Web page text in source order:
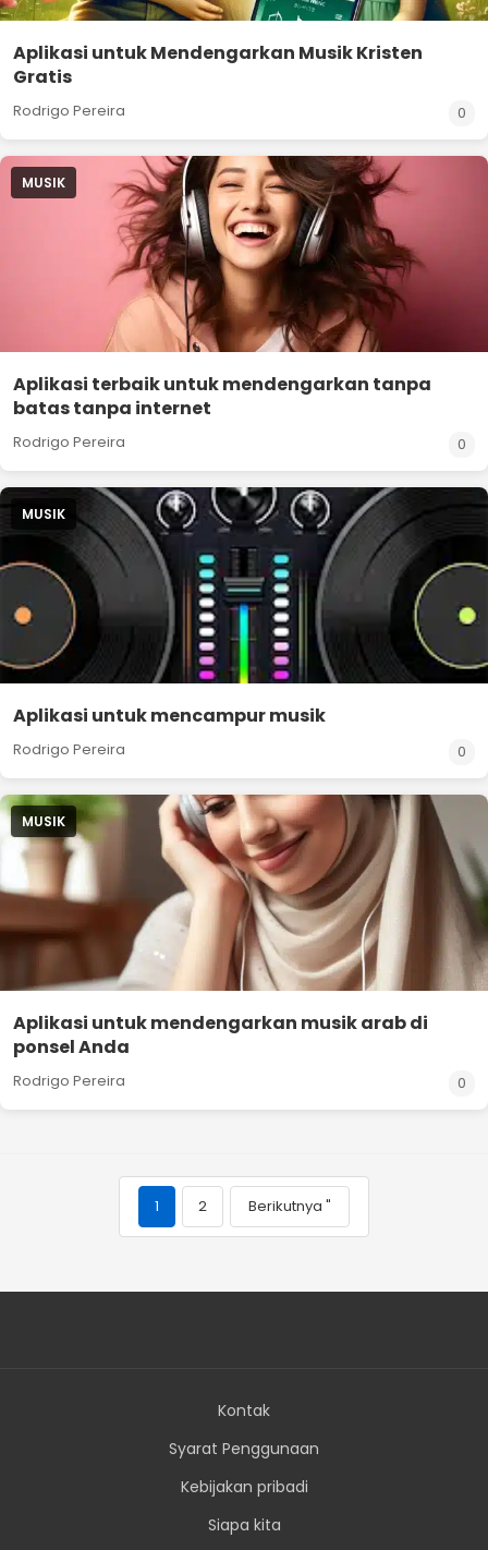
Aplikasi untuk Mendengarkan Musik Kristen
Gratis
Rodrigo Pereira 0
MUSIK
Aplikasi terbaik untuk mendengarkan tanpa
batas tanpa internet
Rodrigo Pereira 0
MUSIK
Aplikasi untuk mencampur musik
Rodrigo Pereira 0
MUSIK
Aplikasi untuk mendengarkan musik arab di
ponsel Anda
Rodrigo Pereira 0
1 2 Berikutnya "
Kontak
Syarat Penggunaan
Kebijakan pribadi
Siapa kita